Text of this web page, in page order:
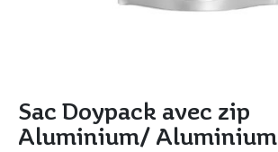
Sac Doypack avec zip
Aluminium/ Aluminium